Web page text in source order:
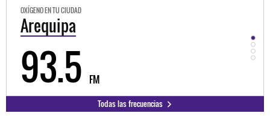
OXÍGENO EN TU CIUDAD
Trujillo
98.3 FM
Todas las frecuencias